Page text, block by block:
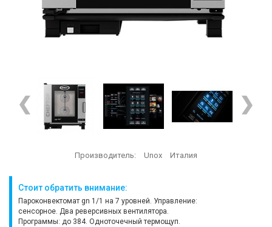
Производитель: Unox Италия
Стоит обратить внимание:
Пароконвектомат gn 1/1 на 7 уровней. Управление:
сенсорное. Два реверсивных вентилятора.
Программы: до 384. Одноточечный термощуп.